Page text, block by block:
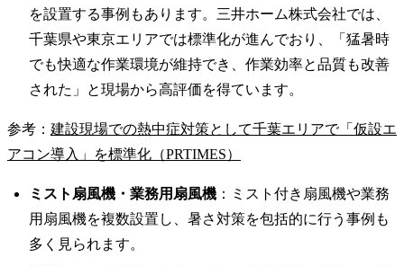
を設置する事例もあります。三井ホーム株式会社では、
千葉県や東京エリアでは標準化が進んでおり、「猛暑時
でも快適な作業環境が維持でき、作業効率と品質も改善
された」と現場から高評価を得ています。
参考： 建設現場での熱中症対策として千葉エリアで「仮設エ
アコン導入」を標準化（PRTIMES）
ミスト扇風機・業務用扇風機 ：ミスト付き扇風機や業務
用扇風機を複数設置し、暑さ対策を包括的に行う事例も
多く見られます。